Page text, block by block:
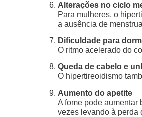
Alterações no ciclo
Para mulheres, o
a ausência de
Dificuldade para
O ritmo acelerado do
Queda de cabelo e
O hipertireoidismo
Aumento do apetite
A fome pode aumentar
vezes levando à perda